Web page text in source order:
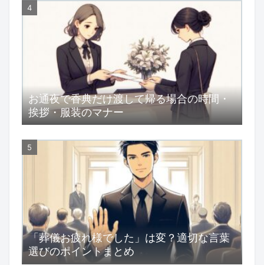
お通夜で香典だけ渡して帰る場合の時間・
挨拶・服装のマナー
「葬儀お疲れ様でした」は変？適切な言葉
選びのポイントまとめ